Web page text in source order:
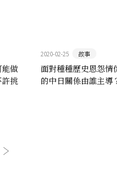
做
挑
2020-02-25 故事
面對種種歷史恩怨情
的中日關係由誰主導